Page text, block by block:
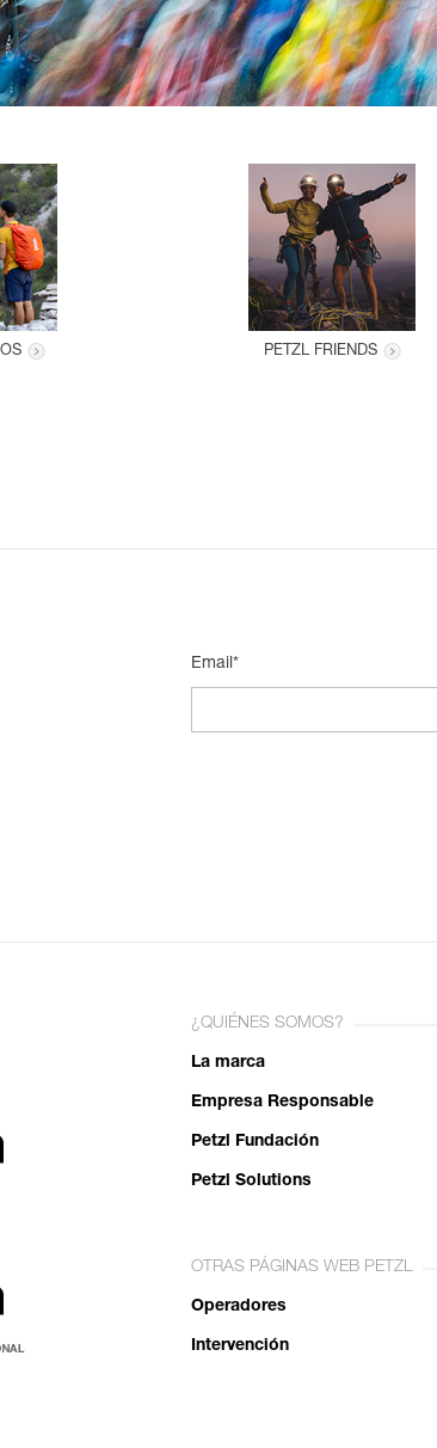
PETZL FRIENDS
Email*
¿QUIÉNES SOMOS?
La marca
Empresa Responsable
Petzl Fundación
Petzl Solutions
OTRAS PÁGINAS WEB PETZL
Operadores
Intervención